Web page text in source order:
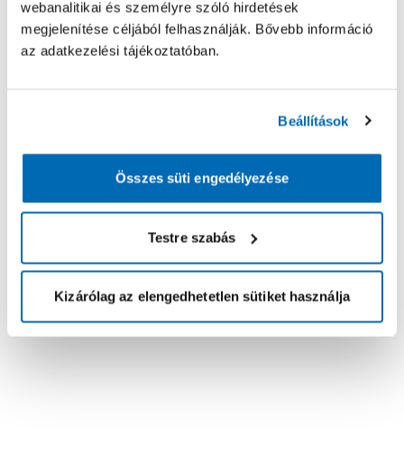
webanalitikai és személyre szóló hirdetések
megjelenítése céljából felhasználják. Bővebb információ
az adatkezelési tájékoztatóban.
Beállítások
Összes süti engedélyezése
Testre szabás
Kizárólag az elengedhetetlen sütiket használja